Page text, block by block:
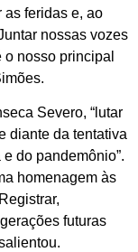
as feridas e, ao
nossas vozes
nosso principal
Severo, “lutar
diante da tentativa
do pandemônio”.
homenagem às
futuras